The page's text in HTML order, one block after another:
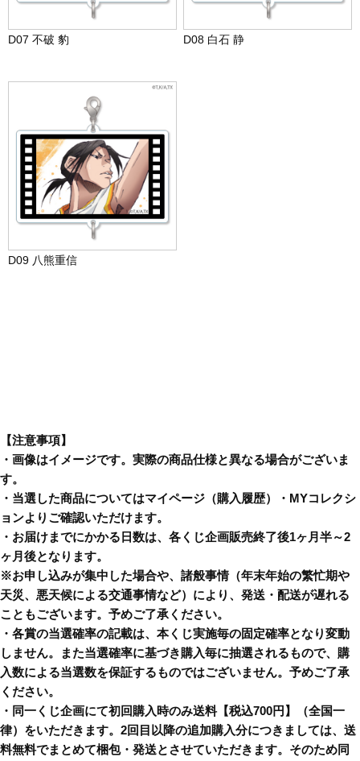
D07 不破 豹 D08 白石 静
D09 八熊重信
【注意事項】
・画像はイメージです。実際の商品仕様と異なる場合がございま
す。
・当選した商品についてはマイページ（購入履歴）・MYコレクシ
ョンよりご確認いただけます。
・お届けまでにかかる日数は、各くじ企画販売終了後1ヶ月半～2
ヶ月後となります。
※お申し込みが集中した場合や、諸般事情（年末年始の繁忙期や
天災、悪天候による交通事情など）により、発送・配送が遅れる
こともございます。予めご了承ください。
・各賞の当選確率の記載は、本くじ実施毎の固定確率となり変動
しません。また当選確率に基づき購入毎に抽選されるもので、購
入数による当選数を保証するものではございません。予めご了承
ください。
・同一くじ企画にて初回購入時のみ送料【税込700円】（全国一
律）をいただきます。2回目以降の追加購入分につきましては、送
料無料でまとめて梱包・発送とさせていただきます。そのため同